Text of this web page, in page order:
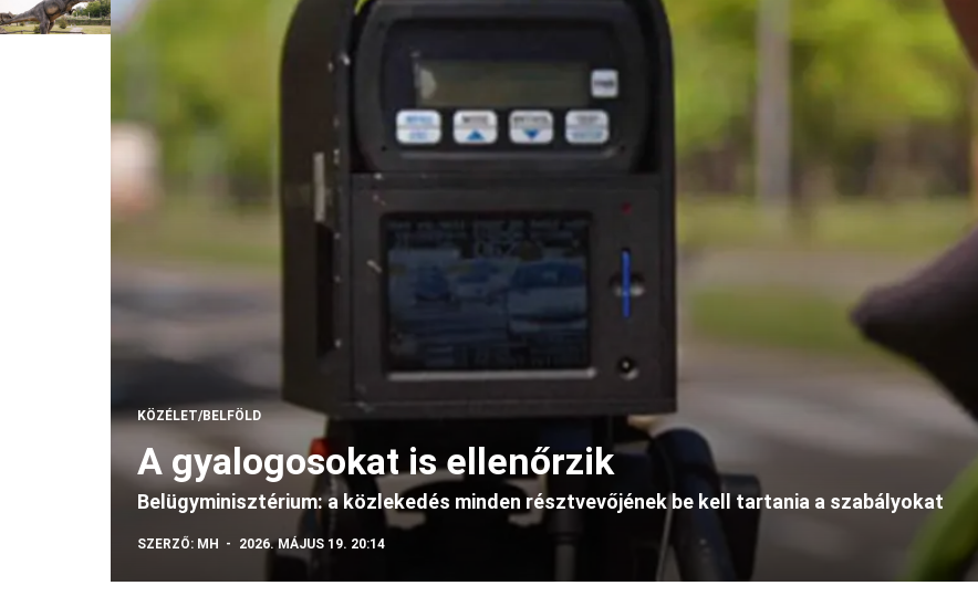
KÖZÉLET/BELFÖLD
A gyalogosokat is ellenőrzik
Belügyminisztérium: a közlekedés minden résztvevőjének be kell tartania a szabályokat
SZERZŐ: MH 2026. MÁJUS 19. 20:14